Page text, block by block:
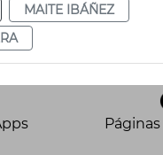
MAITE IBÁÑEZ